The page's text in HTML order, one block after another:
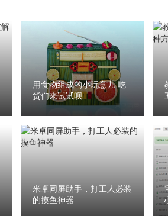
用食物组成的小玩意儿 吃
货们来试试呗
米卓同屏助手，打工人必装
的摸鱼神器